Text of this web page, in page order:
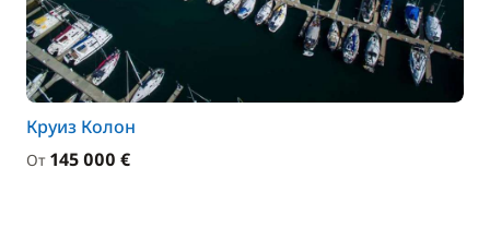
Круиз Колон
От 145 000 €